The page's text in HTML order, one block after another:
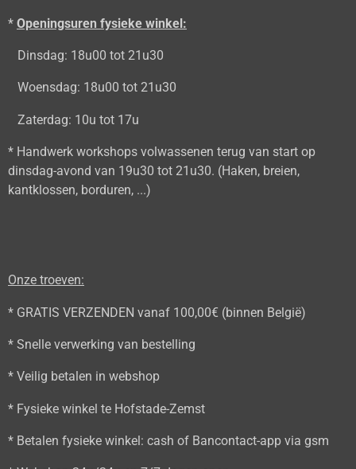
* Openingsuren fysieke winkel:
Dinsdag: 18u00 tot 21u30
Woensdag: 18u00 tot 21u30
Zaterdag: 10u tot 17u
* Handwerk workshops volwassenen terug van start op
dinsdag-avond van 19u30 tot 21u30. (Haken, breien,
kantklossen, borduren, ...)
Onze troeven:
* GRATIS VERZENDEN vanaf 100,00€ (binnen België)
* Snelle verwerking van bestelling
* Veilig betalen in webshop
* Fysieke winkel te Hofstade-Zemst
* Betalen fysieke winkel: cash of Bancontact-app via gsm